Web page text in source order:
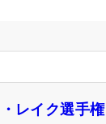
レイク選手権